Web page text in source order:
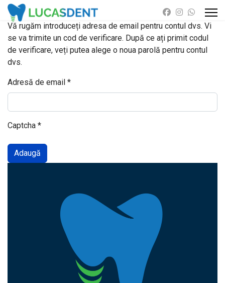
Vă rugăm introduceți adresa de email pentru contul dvs. Vi
se va trimite un cod de verificare. După ce ați primit codul
de verificare, veți putea alege o noua parolă pentru contul
dvs.
Adresă de email *
Captcha *
Adaugă